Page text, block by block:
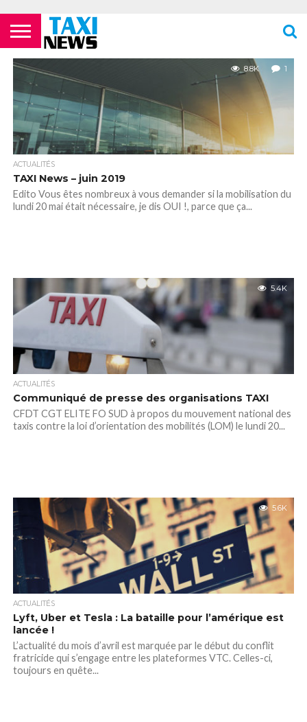
ACTUALITÉS
ECOLES DE
FORMATION
TAXIS
PARISIENS
LES
COMPAGNIES
AÉRIENNES /
AÉROPORTS
ROISSY –
CDG
LES
FOURRIÈRES
LES
PHARMACIES
24H/24 OU
TARDIVES
LES
STATIONS
DE TAXIS
LES
TOILETTES
PUBLIQUES
MENTIONS
LÉGALES
NEWSLETTER
NOUS
CONTACTER
POLITIQUE DE
CONFIDENTIALITÉ
VIDÉOS
8.8K 1
ACTUALITÉS
TAXI News – juin 2019
Edito Vous êtes nombreux à vous demander si la mobilisation du
lundi 20 mai était nécessaire, je dis OUI !, parce que ça...
5.4K
ACTUALITÉS
Communiqué de presse des organisations TAXI
CFDT CGT ELITE FO SUD à propos du mouvement national des
taxis contre la loi d’orientation des mobilités (LOM) le lundi 20...
5.6K
ACTUALITÉS
Lyft, Uber et Tesla : La bataille pour l’amérique est
lancée !
L’actualité du mois d’avril est marquée par le début du conflit
fratricide qui s’engage entre les plateformes VTC. Celles-ci,
toujours en quête...